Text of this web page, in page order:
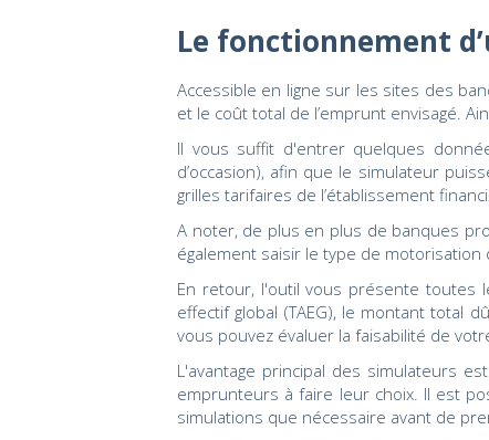
Le fonctionnement
Accessible en ligne sur les sites des
et le coût total de l’emprunt envisagé.
Il vous suffit d'entrer quelques
d’occasion), afin que le simulateur
grilles tarifaires de l’établissement
A noter, de plus en plus de banques
également saisir le type de
En retour, l'outil vous présente toutes
effectif global (TAEG), le montant total
vous pouvez évaluer la faisabilité de
L'avantage principal des simulateurs
emprunteurs à faire leur choix. Il est
simulations que nécessaire avant de